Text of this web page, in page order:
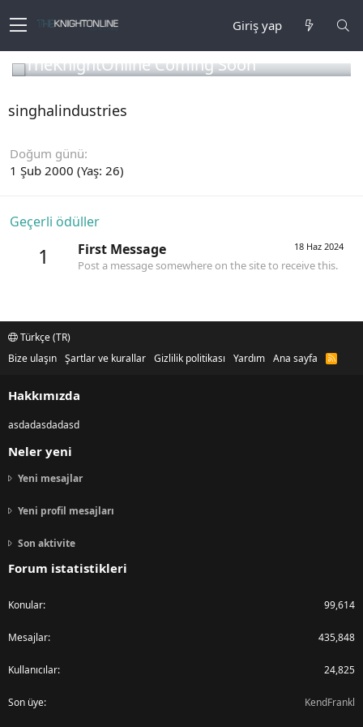
Giriş yap
TheKnightOnline Coming Soon
singhalindustries
Doğum günü
1 Şub 2000 (Yaş: 26)
Geçerli ödüller
1 18 Haz 2024
First Message
Post a message somewhere on the site to receive this.
Türkçe (TR)
Bize ulaşın Şartlar ve kurallar Gizlilik politikası Yardım Ana sayfa
R
Hakkımızda
asdadasdadasd
Neler yeni
Yeni mesajlar
Yeni profil mesajları
Son aktivite
Forum istatistikleri
Konular 99,614
Mesajlar 435,848
Kullanıcılar 24,825
Son üye KendFrankl